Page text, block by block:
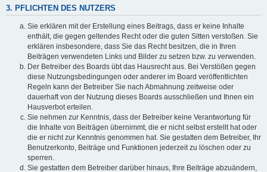
3. PFLICHTEN DES NUTZERS
Sie erklären mit der Erstellung eines Beitrags, dass er keine Inhalte
enthält, die gegen geltendes Recht oder die guten Sitten verstoßen. Sie
erklären insbesondere, dass Sie das Recht besitzen, die in Ihren
Beiträgen verwendeten Links und Bilder zu setzen bzw. zu verwenden.
Der Betreiber des Boards übt das Hausrecht aus. Bei Verstößen gegen
diese Nutzungsbedingungen oder anderer im Board veröffentlichten
Regeln kann der Betreiber Sie nach Abmahnung zeitweise oder
dauerhaft von der Nutzung dieses Boards ausschließen und Ihnen ein
Hausverbot erteilen.
Sie nehmen zur Kenntnis, dass der Betreiber keine Verantwortung für
die Inhalte von Beiträgen übernimmt, die er nicht selbst erstellt hat oder
die er nicht zur Kenntnis genommen hat. Sie gestatten dem Betreiber, Ihr
Benutzerkonto, Beiträge und Funktionen jederzeit zu löschen oder zu
sperren.
Sie gestatten dem Betreiber darüber hinaus, Ihre Beiträge abzuändern,